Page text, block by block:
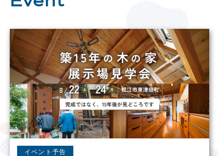
イベント予告